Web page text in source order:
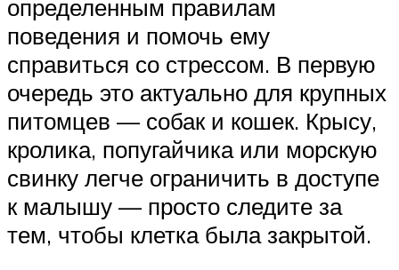
определенным правилам
поведения и помочь ему
справиться со стрессом. В первую
очередь это актуально для крупных
питомцев — собак и кошек. Крысу,
кролика, попугайчика или морскую
свинку легче ограничить в доступе
к малышу — просто следите за
тем, чтобы клетка была закрытой.